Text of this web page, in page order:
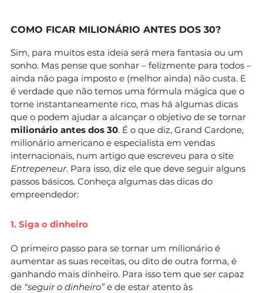
COMO FICAR MILIONÁRIO ANTES DOS 30?
Sim, para muitos esta ideia será mera fantasia ou um
sonho. Mas pense que sonhar – felizmente para todos –
ainda não paga imposto e (melhor ainda) não custa. E
é verdade que não temos uma fórmula mágica que o
torne instantaneamente rico, mas há algumas dicas
que o podem ajudar a alcançar o objetivo de se tornar
milionário antes dos 30. É o que diz, Grand Cardone,
milionário americano e especialista em vendas
internacionais, num artigo que escreveu para o site
Entrepeneur. Para isso, diz ele que deve seguir alguns
passos básicos. Conheça algumas das dicas do
empreendedor:
1. Siga o dinheiro
O primeiro passo para se tornar um milionário é
aumentar as suas receitas, ou dito de outra forma, é
ganhando mais dinheiro. Para isso tem que ser capaz
de “seguir o dinheiro”e de estar atento às